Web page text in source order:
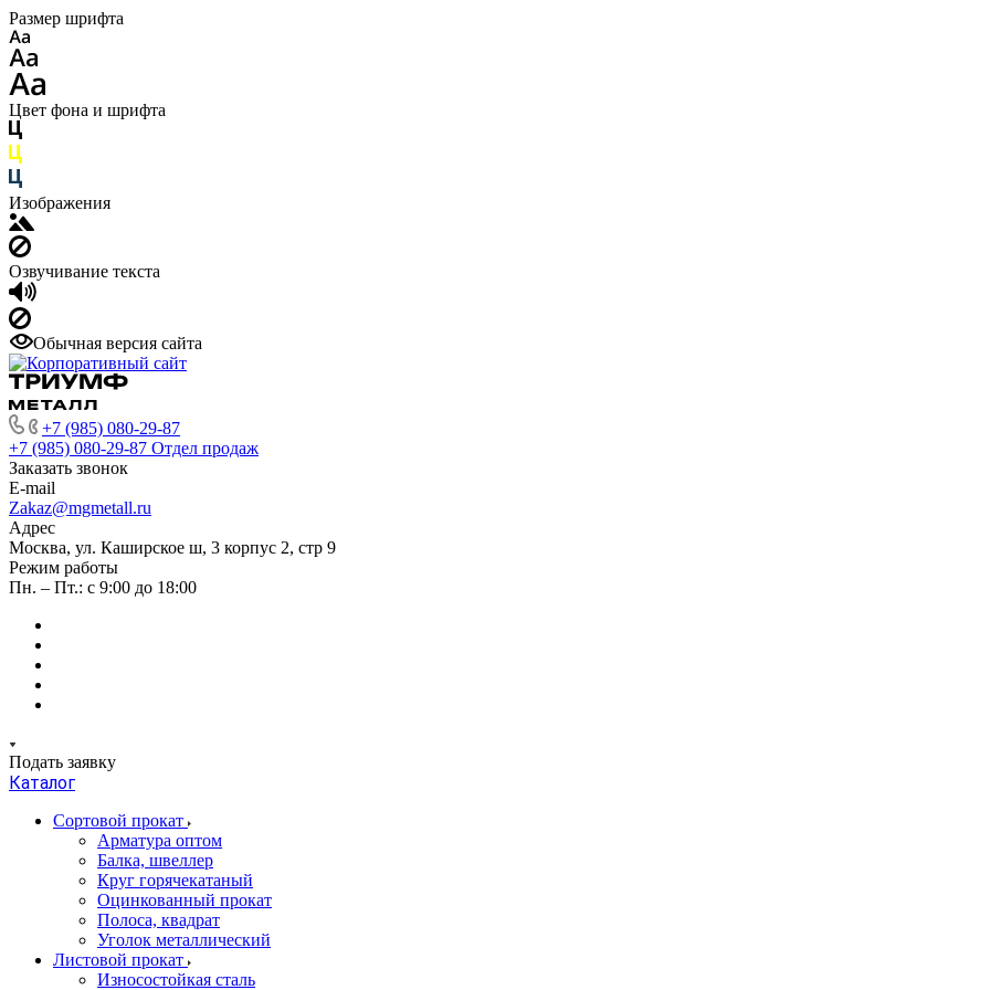
Размер шрифта
Цвет фона и шрифта
Изображения
Озвучивание текста
Обычная версия сайта
+7 (985) 080-29-87
+7 (985) 080-29-87 Отдел продаж
Заказать звонок
E-mail
Zakaz@mgmetall.ru
Адрес
Москва, ул. Каширское ш, 3 корпус 2, стр 9
Режим работы
Пн. – Пт.: с 9:00 до 18:00
Подать заявку
Каталог
Сортовой прокат
Арматура оптом
Балка, швеллер
Круг горячекатаный
Оцинкованный прокат
Полоса, квадрат
Уголок металлический
Листовой прокат
Износостойкая сталь